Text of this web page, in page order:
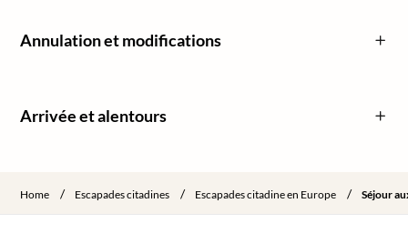
Annulation et modifications
Arrivée et alentours
Home / Escapades citadines / Escapades citadine en Europe / Séjour